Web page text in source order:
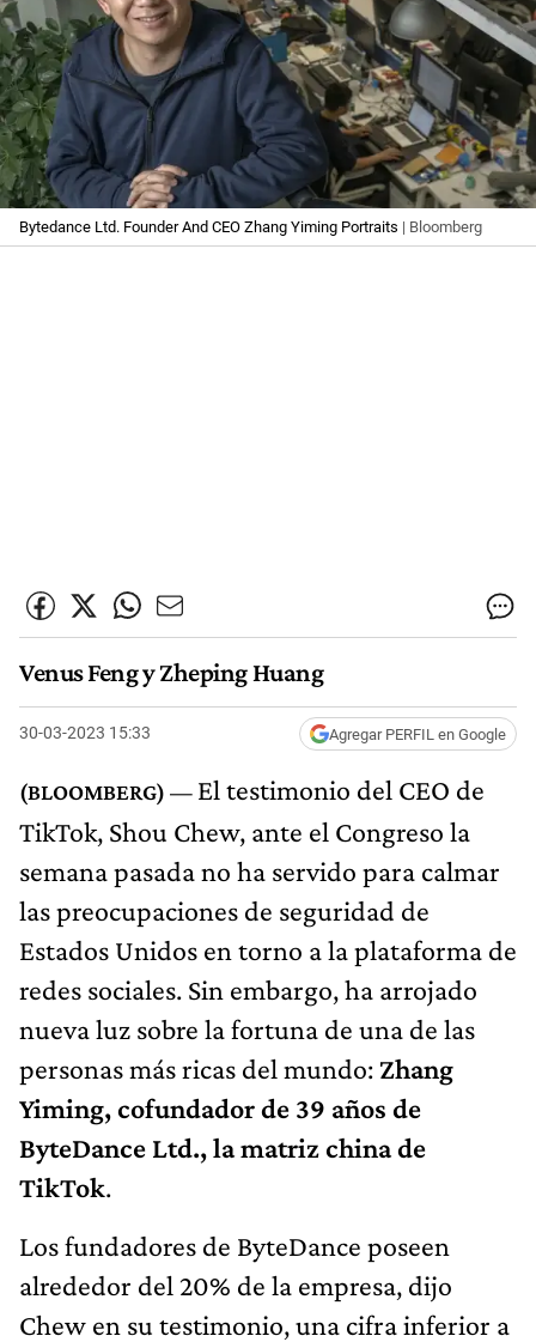
Bytedance Ltd. Founder And CEO Zhang Yiming Portraits | Bloomberg
Venus Feng y Zheping Huang
30-03-2023 15:33 Agregar PERFIL en Google
El testimonio del CEO de
TikTok, Shou Chew, ante el Congreso la
semana pasada no ha servido para calmar
las preocupaciones de seguridad de
Estados Unidos en torno a la plataforma de
redes sociales. Sin embargo, ha arrojado
nueva luz sobre la fortuna de una de las
personas más ricas del mundo: Zhang
Yiming, cofundador de 39 años de
ByteDance Ltd., la matriz china de
TikTok.
Los fundadores de ByteDance poseen
alrededor del 20% de la empresa, dijo
Chew en su testimonio, una cifra inferior a